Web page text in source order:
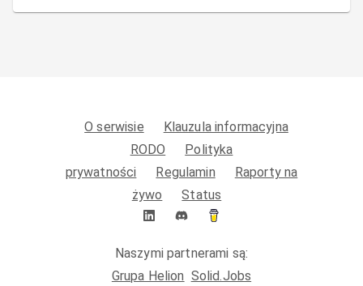
O serwisie
Klauzula informacyjna
RODO
Polityka
prywatności
Regulamin
Raporty na
żywo
Status
Naszymi partnerami są:
Grupa Helion Solid.Jobs